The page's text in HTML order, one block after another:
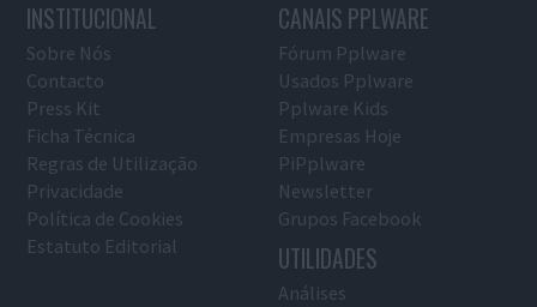
INSTITUCIONAL
Sobre Nós
Contacto
Press Kit
Ficha Técnica
Regras de Utilização
Privacidade
Política de Cookies
Estatuto Editorial
CANAIS PPLWARE
Fórum Pplware
Usados Pplware
Pplware Kids
Empresas Hoje
PiPplware
Newsletter
Grupos Facebook
UTILIDADES
Análises